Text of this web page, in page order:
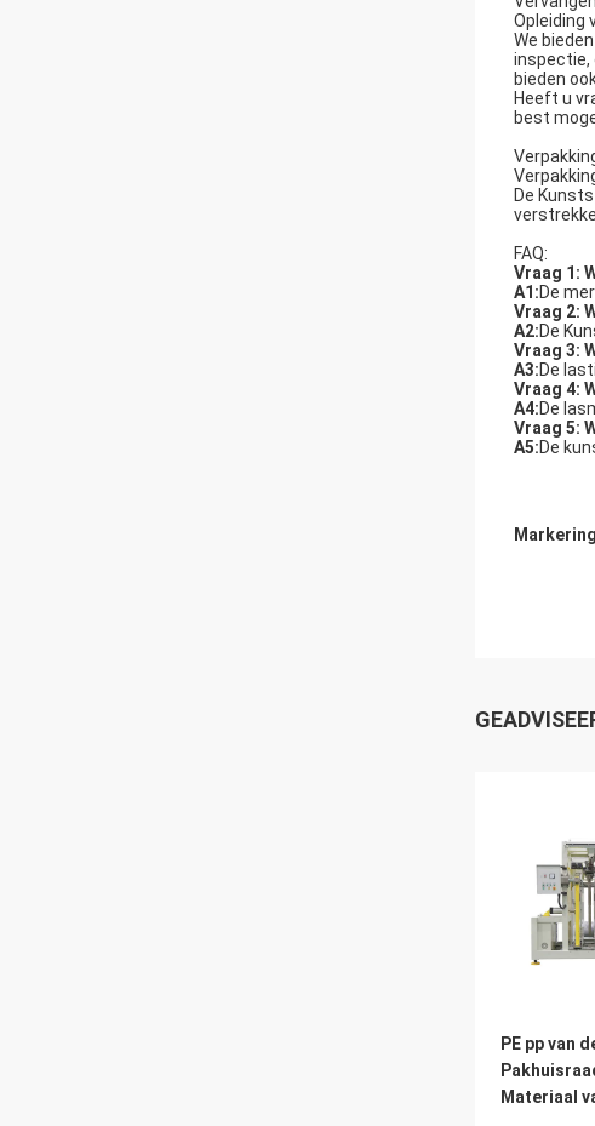
Opleiding
We
inspectie,
bieden
Heeft u
best
De
FAQ:
Vraag 1:
A1:De
Vraag 2:
A2:De
Vraag 3:
A3:De
Vraag 4:
A4:De
Vraag 5:
A5:De
PE pp van
Materiaal